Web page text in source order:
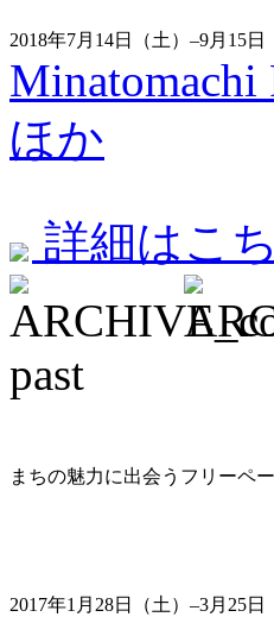
2018年7月14日（土）–9月15日
ほか
詳細はこ
past
まちの魅力に出会うフリーペ
2017年1月28日（土）–3月25日